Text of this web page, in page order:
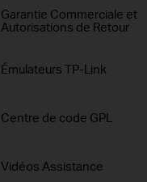
Garantie Commerciale et
Autorisations de Retour
Émulateurs TP-Link
Centre de code GPL
Vidéos Assistance